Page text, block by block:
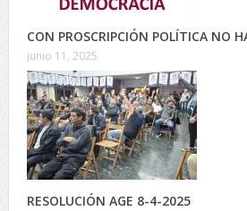
CON PROSCRIPCIÓN POLÍTICA NO
junio 11, 2025
RESOLUCIÓN AGE 8-4-2025